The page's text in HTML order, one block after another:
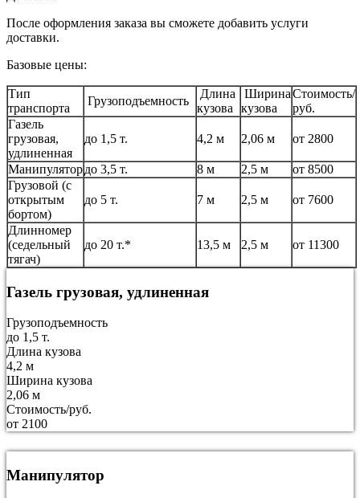
После оформления заказа вы сможете добавить услуги
доставки.
Базовые цены:
Тип
транспорта
Грузоподъемность
Длина
кузова
Ширина
кузова
Стоимость/
руб.
Газель
грузовая,
удлиненная
до 1,5 т. 4,2 м 2,06 м от 2800
Манипулятордо 3,5 т. 8 м 2,5 м
от 8500
Грузовой (с
открытым
бортом)
до 5 т. 7 м 2,5 м от 7600
Длинномер
(седельный
тягач)
до 20 т.* 13,5 м 2,5 м от 11300
Газель грузовая, удлиненная
Грузоподъемность
до 1,5 т.
Длина кузова
4,2 м
Ширина кузова
2,06 м
Стоимость/руб.
от 2100
Манипулятор